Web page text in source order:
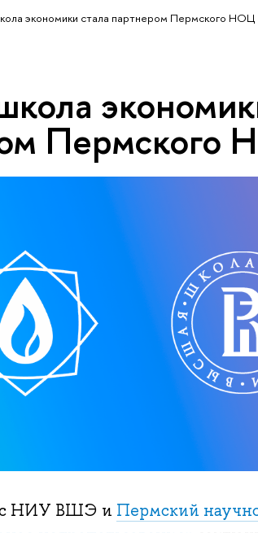
экономики стала партнером Пермского НОЦ
Пермского
НИУ ВШЭ и Пермский